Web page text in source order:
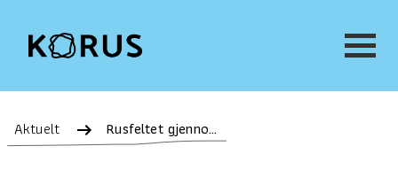
Aktuelt Rusfeltet gjennom 30 år